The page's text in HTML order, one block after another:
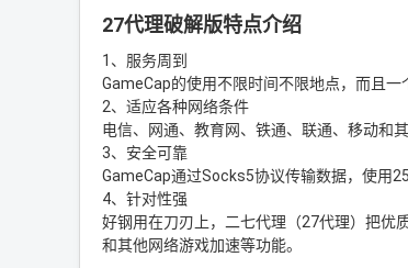
27代理破解版特点介绍
1、服务周到
GameCap的使用不限时间不限地点，而且
2、适应各种网络条件
电信、网通、教育网、铁通、联通、移动和
3、安全可靠
GameCap通过Socks5协议传输数据，使用
4、针对性强
好钢用在刀刃上，二七代理（27代理）把优
和其他网络游戏加速等功能。